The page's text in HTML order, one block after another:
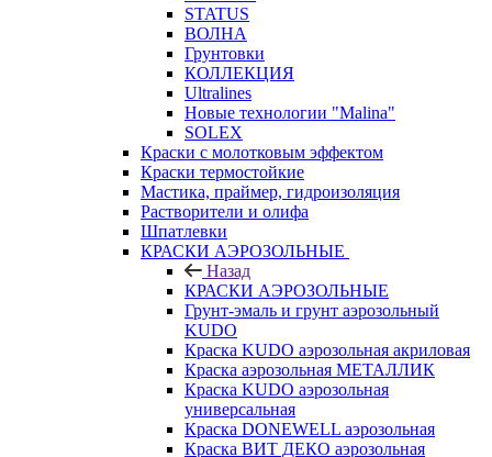
STATUS
ВОЛНА
Грунтовки
КОЛЛЕКЦИЯ
Ultralines
Новые технологии "Malina"
SOLEX
Краски с молотковым эффектом
Краски термостойкие
Мастика, праймер, гидроизоляция
Растворители и олифа
Шпатлевки
КРАСКИ АЭРОЗОЛЬНЫЕ
Назад
КРАСКИ АЭРОЗОЛЬНЫЕ
Грунт-эмаль и грунт аэрозольный
KUDO
Краска KUDO аэрозольная акриловая
Краска аэрозольная МЕТАЛЛИК
Краска KUDO аэрозольная
универсальная
Краска DONEWELL аэрозольная
Краска ВИТ ДЕКО аэрозольная